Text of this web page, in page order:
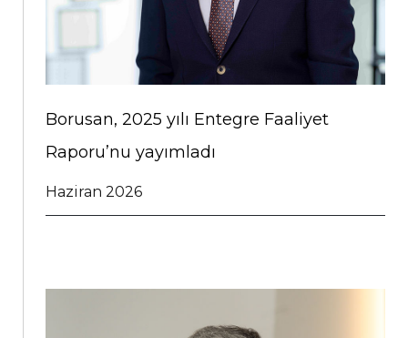
Borusan, 2025 yılı Entegre Faaliyet
Raporu’nu yayımladı
Haziran 2026